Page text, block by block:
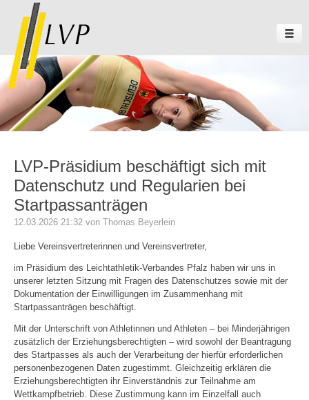
LVP-Präsidium beschäftigt sich mit
Datenschutz und Regularien bei
Startpassanträgen
12.03.2026 21:32von Thomas Beyerlein
Liebe Vereinsvertreterinnen und Vereinsvertreter,
im Präsidium des Leichtathletik-Verbandes Pfalz haben wir uns in
unserer letzten Sitzung mit Fragen des Datenschutzes sowie mit der
Dokumentation der Einwilligungen im Zusammenhang mit
Startpassanträgen beschäftigt.
Mit der Unterschrift von Athletinnen und Athleten – bei Minderjährigen
zusätzlich der Erziehungsberechtigten – wird sowohl der Beantragung
des Startpasses als auch der Verarbeitung der hierfür erforderlichen
personenbezogenen Daten zugestimmt. Gleichzeitig erklären die
Erziehungsberechtigten ihr Einverständnis zur Teilnahme am
Wettkampfbetrieb. Diese Zustimmung kann im Einzelfall auch